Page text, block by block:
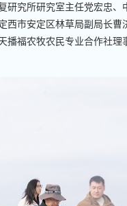
究所研究室主任党宏忠、
西市安定区林草局副局长曹
播福农牧农民专业合作社理